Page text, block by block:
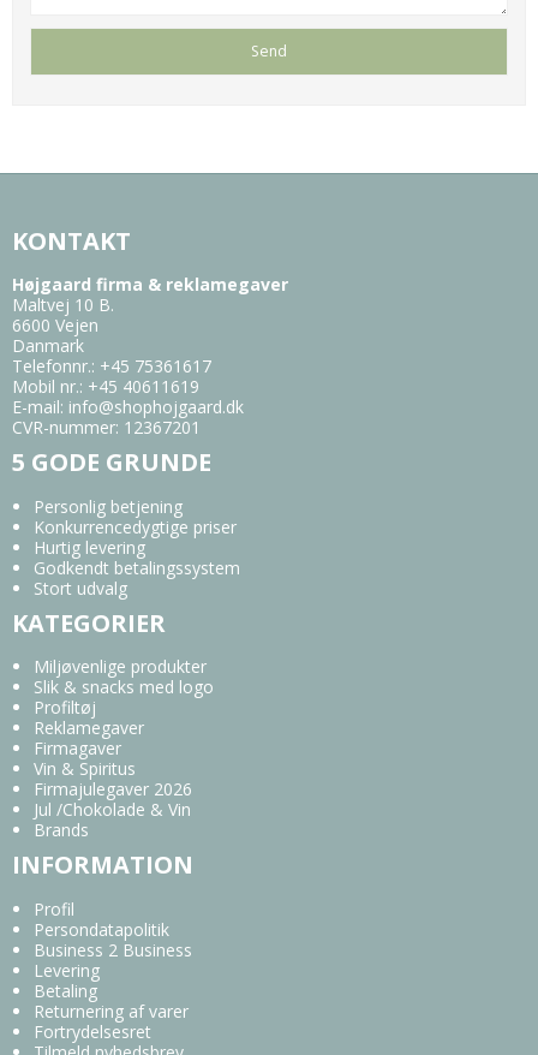
KONTAKT
Højgaard firma & reklamegaver
Maltvej 10 B.
6600 Vejen
Danmark
Telefonnr.: +45 75361617
Mobil nr.: +45 40611619
E-mail: info@shophojgaard.dk
CVR-nummer: 12367201
5 GODE GRUNDE
Personlig betjening
Konkurrencedygtige priser
Hurtig levering
Godkendt betalingssystem
Stort udvalg
KATEGORIER
Miljøvenlige produkter
Slik & snacks med logo
Profiltøj
Reklamegaver
Firmagaver
Vin & Spiritus
Firmajulegaver 2026
Jul /Chokolade & Vin
Brands
INFORMATION
Profil
Persondatapolitik
Business 2 Business
Levering
Betaling
Returnering af varer
Fortrydelsesret